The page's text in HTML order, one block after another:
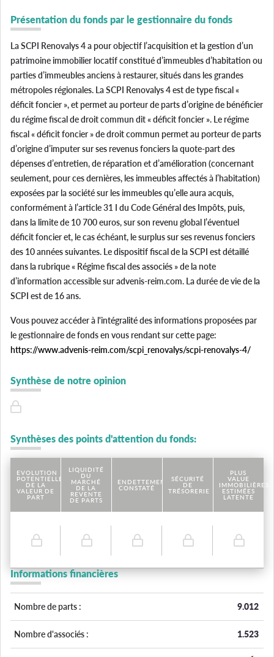
Présentation du fonds par le gestionnaire du fonds
La SCPI Renovalys 4 a pour objectif l’acquisition et la gestion d’un
patrimoine immobilier locatif constitué d’immeubles d’habitation ou
parties d’immeubles anciens à restaurer, situés dans les grandes
métropoles régionales. La SCPI Renovalys 4 est de type fiscal «
déficit foncier », et permet au porteur de parts d’origine de bénéficier
du régime fiscal de droit commun dit « déficit foncier ». Le régime
fiscal « déficit foncier » de droit commun permet au porteur de parts
d’origine d’imputer sur ses revenus fonciers la quote-part des
dépenses d’entretien, de réparation et d’amélioration (concernant
seulement, pour ces dernières, les immeubles affectés à l’habitation)
exposées par la société sur les immeubles qu’elle aura acquis,
conformément à l’article 31 I du Code Général des Impôts, puis,
dans la limite de 10 700 euros, sur son revenu global l’éventuel
déficit foncier et, le cas échéant, le surplus sur ses revenus fonciers
des 10 années suivantes. Le dispositif fiscal de la SCPI est détaillé
dans la rubrique « Régime fiscal des associés » de la note
d’information accessible sur advenis-reim.com. La durée de vie de la
SCPI est de 16 ans.
Vous pouvez accéder à l'intégralité des informations proposées par
le gestionnaire de fonds en vous rendant sur cette page:
https://www.advenis-reim.com/scpi_renovalys/scpi-renovalys-4/
Synthèse de notre opinion
Synthèses des points d'attention du fonds:
EVOLUTION
POTENTIELLE
DE LA
VALEUR DE
PART
LIQUIDITÉ
DU
MARCHÉ
DE LA
REVENTE
DE PARTS
ENDETTEMENT
CONSTATÉ
SÉCURITÉ
DE
TRÉSORERIE
PLUS
VALUE
IMMOBILIÈRES
ESTIMÉES
LATENTE
Informations financières
Nombre de parts : 9.012
Nombre d'associés : 1.523